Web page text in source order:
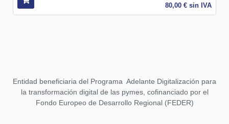
80,00 € sin IVA
Entidad beneficiaria del Programa Adelante Digitalización para
la transformación digital de las pymes, cofinanciado por el
Fondo Europeo de Desarrollo Regional (FEDER)